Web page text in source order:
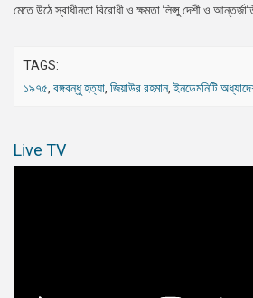
মেতে উঠে স্বাধীনতা বিরোধী ও ক্ষমতা লিপ্সু দেশী ও
TAGS:
১৯৭৫, বঙ্গবন্ধু হত্যা, জিয়াউর রহমান,ইনডেমনিটি
Live TV